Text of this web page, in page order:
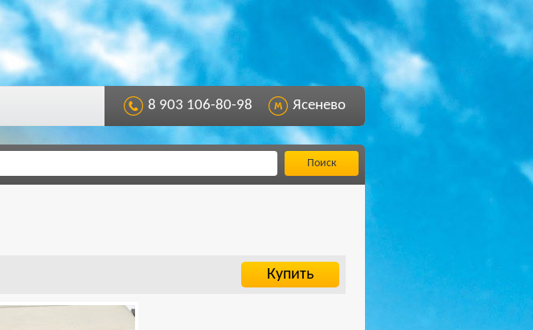
8 903 106-80-98 Ясенево
Поиск
Купить